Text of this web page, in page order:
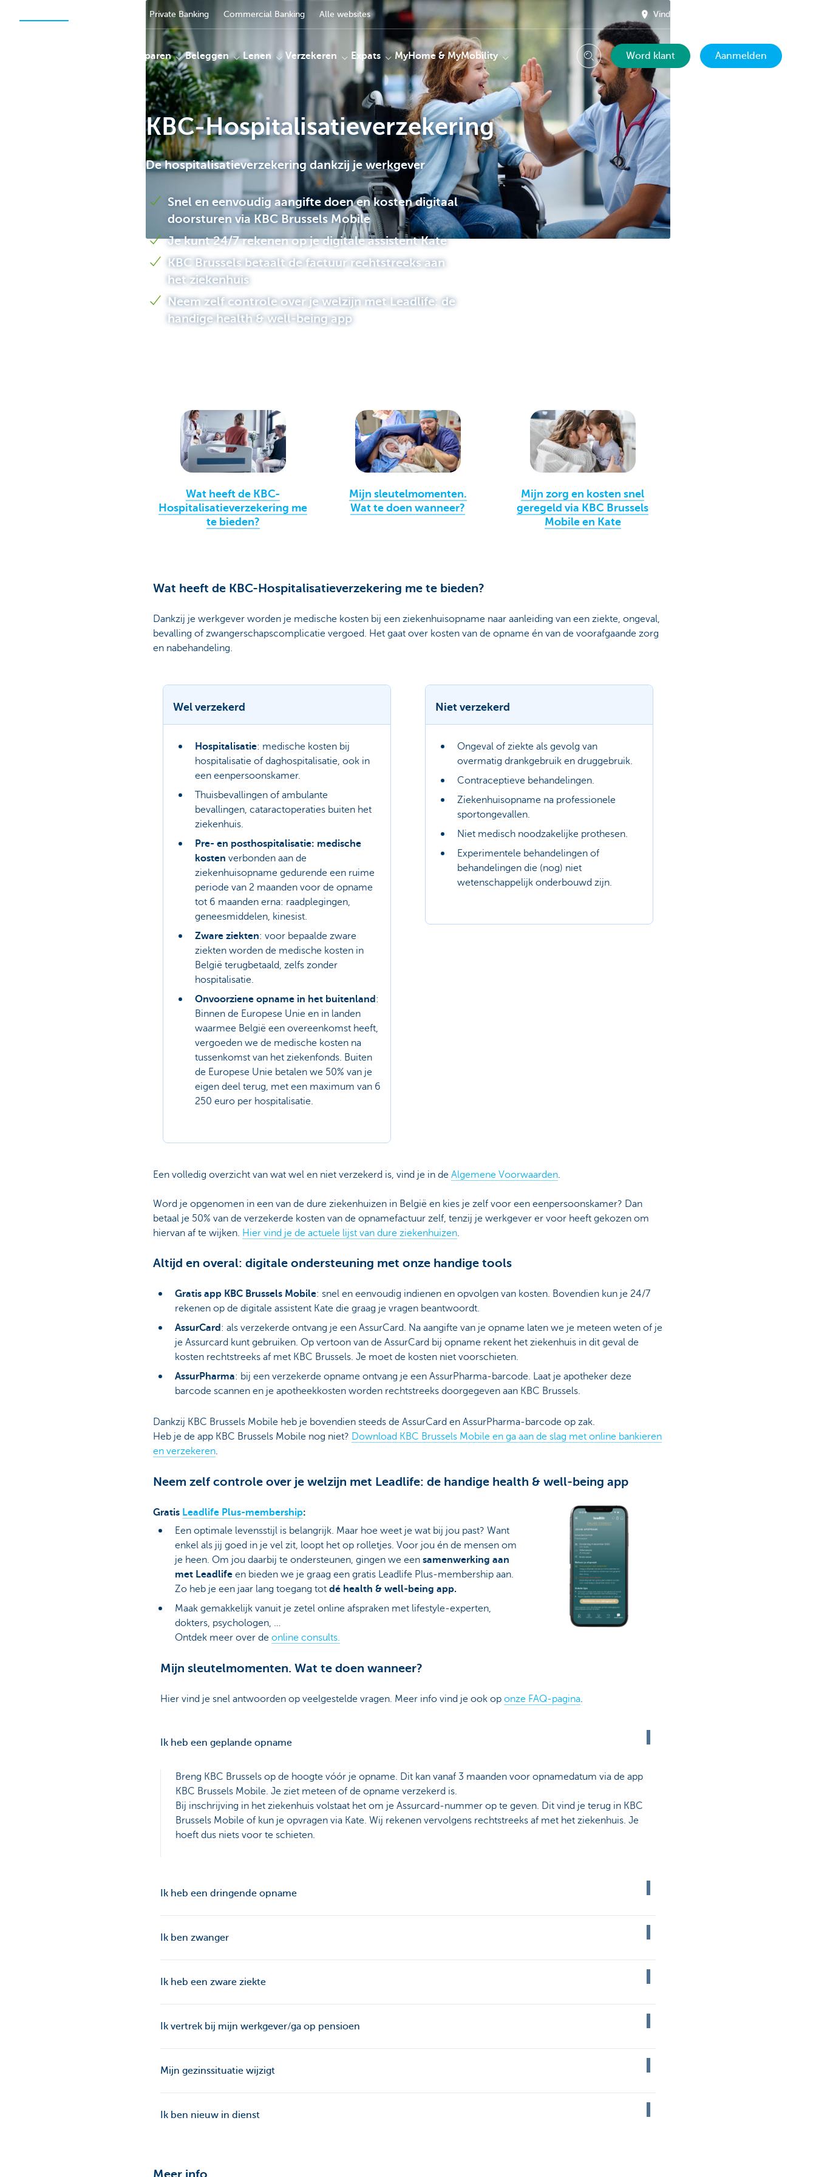
Private Banking Commercial Banking Alle websites Vind een kantoor in je buurt
Sparen Beleggen Lenen Verzekeren Expats MyHome & MyMobility Zoeken Word klant Aanmelden
KBC-Hospitalisatieverzekering
De hospitalisatieverzekering dankzij je werkgever
Snel en eenvoudig aangifte doen en kosten digitaal
doorsturen via KBC Brussels Mobile
Je kunt 24/7 rekenen op je digitale assistent Kate
KBC Brussels betaalt de factuur rechtstreeks aan
het ziekenhuis
Neem zelf controle over je welzijn met Leadlife: de
handige health & well-being app
Wat heeft de KBC-
Hospitalisatieverzekering me
te bieden?
Mijn sleutelmomenten.
Wat te doen wanneer?
Mijn zorg en kosten snel
geregeld via KBC Brussels
Mobile en Kate
Wat heeft de KBC-Hospitalisatieverzekering me te bieden?
Dankzij je werkgever worden je medische kosten bij een ziekenhuisopname naar aanleiding van een ziekte, ongeval,
bevalling of zwangerschapscomplicatie vergoed. Het gaat over kosten van de opname én van de voorafgaande zorg
en nabehandeling.
Wel verzekerd
Hospitalisatie: medische kosten bij
hospitalisatie of daghospitalisatie, ook in
een eenpersoonskamer.
Thuisbevallingen of ambulante
bevallingen, cataractoperaties buiten het
ziekenhuis.
Pre- en posthospitalisatie: medische
kosten verbonden aan de
ziekenhuisopname gedurende een ruime
periode van 2 maanden voor de opname
tot 6 maanden erna: raadplegingen,
geneesmiddelen, kinesist.
Zware ziekten: voor bepaalde zware
ziekten worden de medische kosten in
België terugbetaald, zelfs zonder
hospitalisatie.
Onvoorziene opname in het buitenland :
Binnen de Europese Unie en in landen
waarmee België een overeenkomst heeft,
vergoeden we de medische kosten na
tussenkomst van het ziekenfonds. Buiten
de Europese Unie betalen we 50% van je
eigen deel terug, met een maximum van 6
250 euro per hospitalisatie.
Niet verzekerd
Ongeval of ziekte als gevolg van
overmatig drankgebruik en druggebruik.
Contraceptieve behandelingen.
Ziekenhuisopname na professionele
sportongevallen.
Niet medisch noodzakelijke prothesen.
Experimentele behandelingen of
behandelingen die (nog) niet
wetenschappelijk onderbouwd zijn.
Een volledig overzicht van wat wel en niet verzekerd is, vind je in de Algemene Voorwaarden.
Word je opgenomen in een van de dure ziekenhuizen in België en kies je zelf voor een eenpersoonskamer? Dan
betaal je 50% van de verzekerde kosten van de opnamefactuur zelf, tenzij je werkgever er voor heeft gekozen om
hiervan af te wijken. Hier vind je de actuele lijst van dure ziekenhuizen.
Altijd en overal: digitale ondersteuning met onze handige tools
Gratis app KBC Brussels Mobile: snel en eenvoudig indienen en opvolgen van kosten. Bovendien kun je 24/7
rekenen op de digitale assistent Kate die graag je vragen beantwoordt.
AssurCard : als verzekerde ontvang je een AssurCard. Na aangifte van je opname laten we je meteen weten of je
je Assurcard kunt gebruiken. Op vertoon van de AssurCard bij opname rekent het ziekenhuis in dit geval de
kosten rechtstreeks af met KBC Brussels. Je moet de kosten niet voorschieten.
AssurPharma: bij een verzekerde opname ontvang je een AssurPharma-barcode. Laat je apotheker deze
barcode scannen en je apotheekkosten worden rechtstreeks doorgegeven aan KBC Brussels.
Dankzij KBC Brussels Mobile heb je bovendien steeds de AssurCard en AssurPharma-barcode op zak.
Heb je de app KBC Brussels Mobile nog niet? Download KBC Brussels Mobile en ga aan de slag met online bankieren
en verzekeren.
Neem zelf controle over je welzijn met Leadlife: de handige health & well-being app
Gratis Leadlife Plus-membership:
Een optimale levensstijl is belangrijk. Maar hoe weet je wat bij jou past? Want
enkel als jij goed in je vel zit, loopt het op rolletjes. Voor jou én de mensen om
je heen. Om jou daarbij te ondersteunen, gingen we een samenwerking aan
met Leadlife en bieden we je graag een gratis Leadlife Plus-membership aan.
Zo heb je een jaar lang toegang tot dé health & well-being app.
Maak gemakkelijk vanuit je zetel online afspraken met lifestyle-experten,
dokters, psychologen, …
Ontdek meer over de online consults.
Mijn sleutelmomenten. Wat te doen wanneer?
Hier vind je snel antwoorden op veelgestelde vragen. Meer info vind je ook op onze FAQ-pagina.
Ik heb een geplande opname
Breng KBC Brussels op de hoogte vóór je opname. Dit kan vanaf 3 maanden voor opnamedatum via de app
KBC Brussels Mobile. Je ziet meteen of de opname verzekerd is.
Bij inschrijving in het ziekenhuis volstaat het om je Assurcard-nummer op te geven. Dit vind je terug in KBC
Brussels Mobile of kun je opvragen via Kate. Wij rekenen vervolgens rechtstreeks af met het ziekenhuis. Je
hoeft dus niets voor te schieten.
Ik heb een dringende opname
Ik ben zwanger
Ik heb een zware ziekte
Ik vertrek bij mijn werkgever/ga op pensioen
Mijn gezinssituatie wijzigt
Ik ben nieuw in dienst